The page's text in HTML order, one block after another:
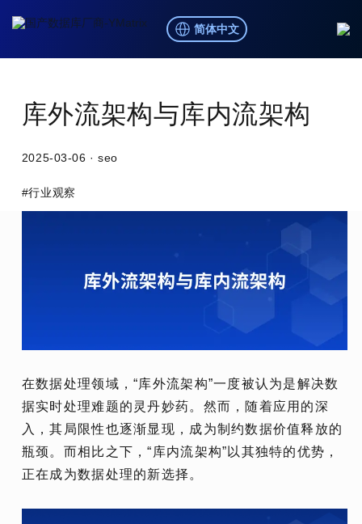
简体中文
库外流架构与库内流架构
2025-03-06 ·seo
#行业观察
在数据处理领域，“库外流架构”一度被认为是解决数
据实时处理难题的灵丹妙药。然而，随着应用的深
入，其局限性也逐渐显现，成为制约数据价值释放的
瓶颈。而相比之下，“库内流架构”以其独特的优势，
正在成为数据处理的新选择。